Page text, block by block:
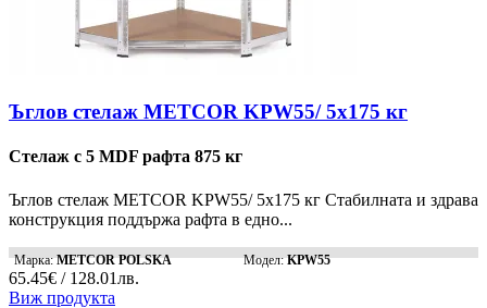
Ъглов стелаж METCOR KPW55/ 5x175 кг
Стелаж с 5 MDF рафта 875 кг
Ъглов стелаж METCOR KPW55/ 5x175 кг Стабилната и здрава
конструкция поддържа рафта в едно...
Марка:METCOR POLSKA Модел:KPW55
65.45€ / 128.01лв.
Виж продукта